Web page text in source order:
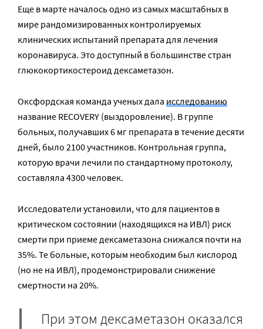
Еще в марте началось одно из самых масштабных в
мире рандомизированных контролируемых
клинических испытаний препарата для лечения
коронавируса. Это доступный в большинстве стран
глюкокортикостероид дексаметазон.
Оксфордская команда ученых дала исследованию
название RECOVERY (выздоровление). В группе
больных, получавших 6 мг препарата в течение десяти
дней, было 2100 участников. Контрольная группа,
которую врачи лечили по стандартному протоколу,
составляла 4300 человек.
Исследователи установили, что для пациентов в
критическом состоянии (находящихся на ИВЛ) риск
смерти при приеме дексаметазона снижался почти на
35%. Те больные, которым необходим был кислород
(но не на ИВЛ), продемонстрировали снижение
смертности на 20%.
При этом дексаметазон оказался